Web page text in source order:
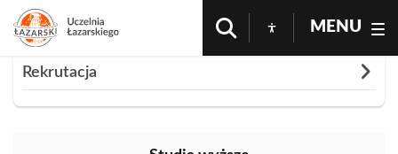
MENU
Rekrutacja
Rozwiń
Kursy i szkolenia podyplomowe